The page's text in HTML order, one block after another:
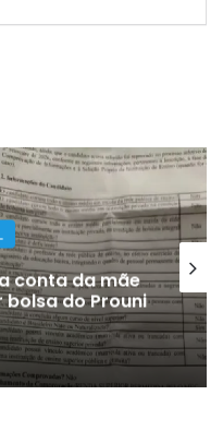
conta da mãe
do Prouni